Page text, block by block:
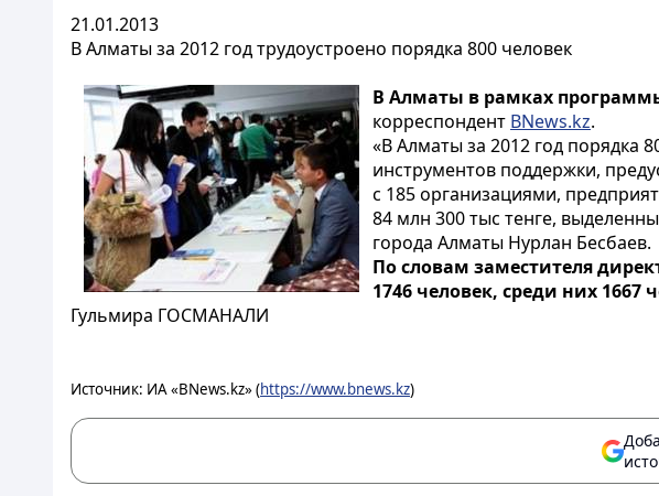
21.01.2013
В Алматы за 2012 год трудоустроено порядка 800 человек
В Алматы в рамках программы
корреспондент BNews.kz.
«В Алматы за 2012 год порядка
инструментов поддержки,
с 185 организациями,
84 млн 300 тыс тенге,
города Алматы Нурлан Бесбаев.
По словам заместителя
1746 человек, среди них
Гульмира ГОСМАНАЛИ
Источник: ИА «BNews.kz» (https://www.bnews.kz)